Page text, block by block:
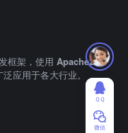
框架，使用 Apache2.0
应用于各大行业。
ＱＱ
微信